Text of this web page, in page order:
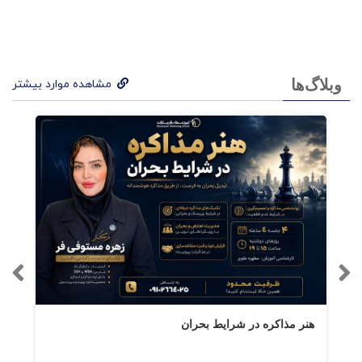
فهرست کتاب فین تک برای
کسب و کارهای کوچک
داستان وام دهی به کسب و کارهای کوچک
کسب و کارهای کوچک در اقتصاد مهم
هستند
کسب و کارهای کوچک و بانک هایشان :
تاثیر رکود بزرگ
موانع ساختاری کاهش دهنده وام دهی به
وبلاگ‌ها مشاهده موارد بیشتر
هنر مذاکره در شرایط بحران